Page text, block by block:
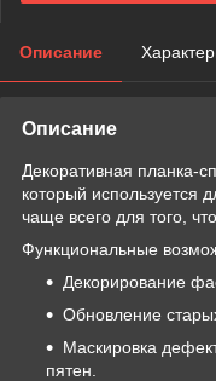
Описание
Описание
Декоративная планка-
который используется
чаще всего для того,
Функциональные
Декорирование
Обновление
Маскировка
пятен.